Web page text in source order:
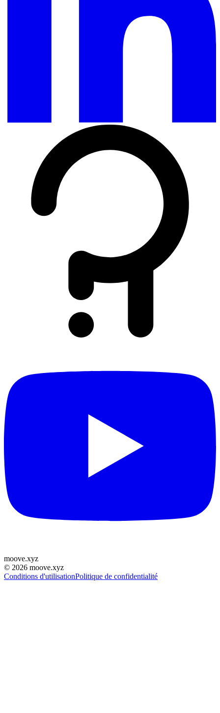
moove.xyz
© 2026 moove.xyz
Conditions d'utilisationPolitique de confidentialité